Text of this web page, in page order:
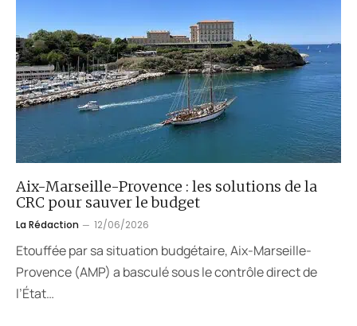
Aix-Marseille-Provence : les solutions de la
CRC pour sauver le budget
La Rédaction 12/06/2026
Etouffée par sa situation budgétaire, Aix-Marseille-
Provence (AMP) a basculé sous le contrôle direct de
l’État…